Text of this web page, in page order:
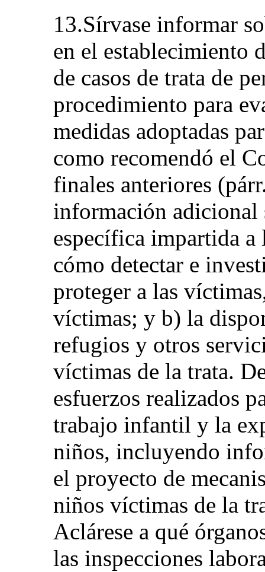
13.Sírvase informar
en el establecimiento
de casos de trata de
procedimiento para
medidas adoptadas
como recomendó el
finales anteriores
información adicional
específica impartida a
cómo detectar e
proteger a las
víctimas; y b) la
refugios y otros
víctimas de la trata.
esfuerzos realizados
trabajo infantil y la
niños, incluyendo
el proyecto de
niños víctimas de la
Aclárese a qué
las inspecciones